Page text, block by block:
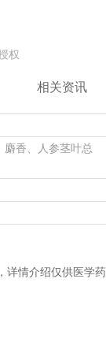
权
相关资讯
香、人参茎叶总
详情介绍仅供医学药